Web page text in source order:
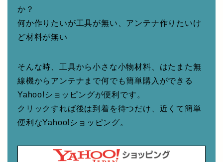
か？
何か作りたいが工具が無い、アンテナ作りたいけ
ど材料が無い
そんな時、工具から小さな小物材料、はたまた無
線機からアンテナまで何でも簡単購入ができる
Yahoo!ショッピングが便利です。
クリックすれば後は到着を待つだけ、近くて簡単
便利なYahoo!ショッピング。